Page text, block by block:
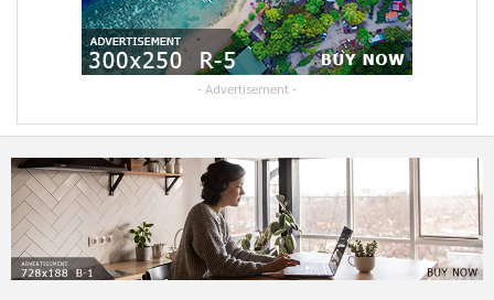
- Advertisement -